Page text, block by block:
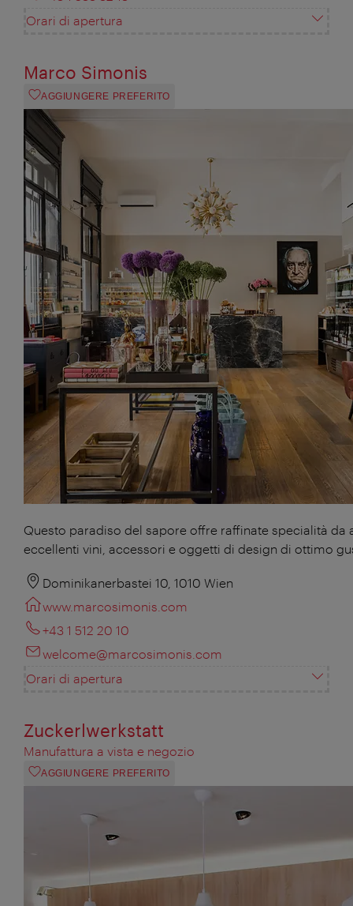
Orari di apertura
Marco Simonis
AGGIUNGERE PREFERITO
Questo paradiso del sapore offre raffinate specialità da
eccellenti vini, accessori e oggetti di design di ottimo
Dominikanerbastei 10, 1010 Wien
www.marcosimonis.com
+43 1 512 20 10
welcome@marcosimonis.com
Orari di apertura
Zuckerlwerkstatt
Manufattura a vista e negozio
AGGIUNGERE PREFERITO